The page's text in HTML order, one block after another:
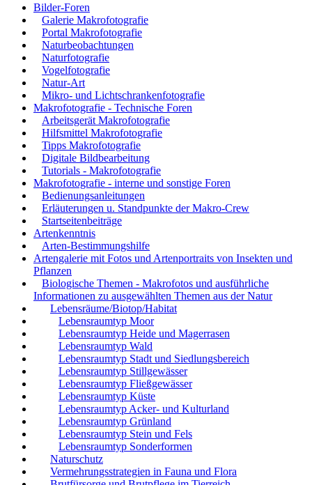
Bilder-Foren
Galerie Makrofotografie
Portal Makrofotografie
Naturbeobachtungen
Naturfotografie
Vogelfotografie
Natur-Art
Mikro- und Lichtschrankenfotografie
Makrofotografie - Technische Foren
Arbeitsgerät Makrofotografie
Hilfsmittel Makrofotografie
Tipps Makrofotografie
Digitale Bildbearbeitung
Tutorials - Makrofotografie
Makrofotografie - interne und sonstige Foren
Bedienungsanleitungen
Erläuterungen u. Standpunkte der Makro-Crew
Startseitenbeiträge
Artenkenntnis
Arten-Bestimmungshilfe
Artengalerie mit Fotos und Artenportraits von Insekten und
Pflanzen
Biologische Themen - Makrofotos und ausführliche
Informationen zu ausgewählten Themen aus der Natur
Lebensräume/Biotop/Habitat
Lebensraumtyp Moor
Lebensraumtyp Heide und Magerrasen
Lebensraumtyp Wald
Lebensraumtyp Stadt und Siedlungsbereich
Lebensraumtyp Stillgewässer
Lebensraumtyp Fließgewässer
Lebensraumtyp Küste
Lebensraumtyp Acker- und Kulturland
Lebensraumtyp Grünland
Lebensraumtyp Stein und Fels
Lebensraumtyp Sonderformen
Naturschutz
Vermehrungsstrategien in Fauna und Flora